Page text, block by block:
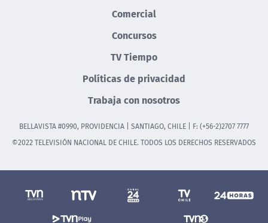
Comercial
Concursos
TV Tiempo
Políticas de privacidad
Trabaja con nosotros
BELLAVISTA #0990, PROVIDENCIA | SANTIAGO, CHILE | F: (+56-2)2707 7777
©2022 TELEVISIÓN NACIONAL DE CHILE. TODOS LOS DERECHOS RESERVADOS